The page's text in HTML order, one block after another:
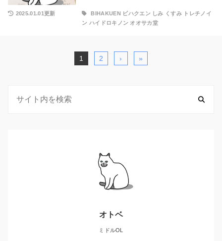
2025.01.01更新
BIHAKUEN ビハクエン しみ くすみ トレチノイ
ン ハイドロキノン オオサカ堂
1 2 › »
オトベ
ミドルOL